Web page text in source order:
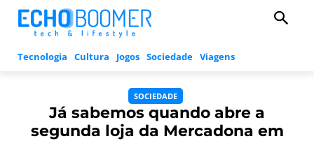
Tecnologia Cultura Jogos Sociedade Viagens
SOCIEDADE
Já sabemos quando abre a
segunda loja da Mercadona em